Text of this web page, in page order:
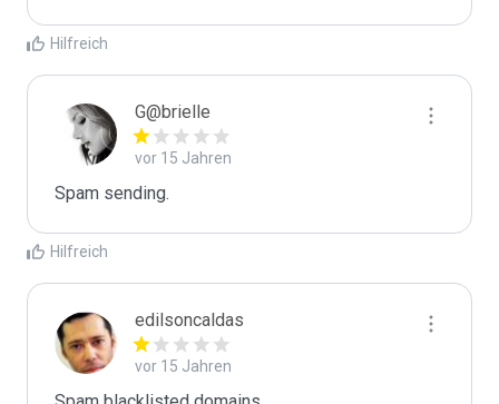
Hilfreich
G@brielle
vor 15 Jahren
Spam sending.
Hilfreich
edilsoncaldas
vor 15 Jahren